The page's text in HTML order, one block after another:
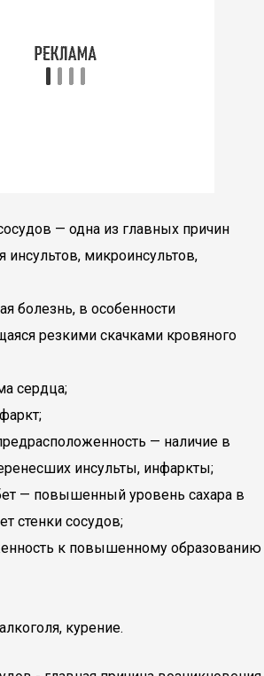
— одна из главных причин
инсультов, микроинсультов,
болезнь, в особенности
резкими скачками кровяного
сердца;
— наличие в
инсульты, инфаркты;
— повышенный уровень сахара в
стенки сосудов;
к повышенному образованию
курение.